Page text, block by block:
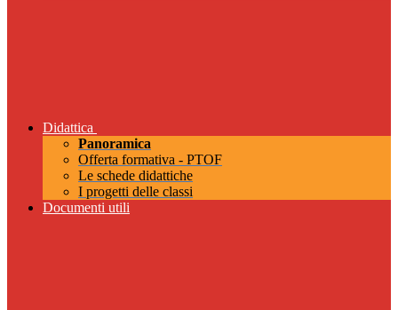
Didattica
Panoramica
Offerta formativa - PTOF
Le schede didattiche
I progetti delle classi
Documenti utili